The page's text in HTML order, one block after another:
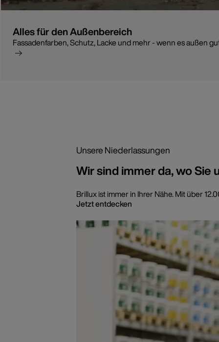
Alles für den Außenbereich
Fassadenfarben, Schutz, Lacke und mehr - wenn es außen
Unsere Niederlassungen
Wir sind immer da, wo Sie
Brillux ist immer in Ihrer Nähe. Mit über
Jetzt entdecken